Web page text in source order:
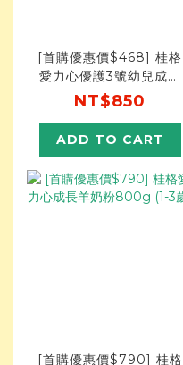
[首購優惠價$468] 桂格
愛力心優護3號幼兒成長
奶粉800g
NT$850
ADD TO CART
[首購優惠價$790] 桂格